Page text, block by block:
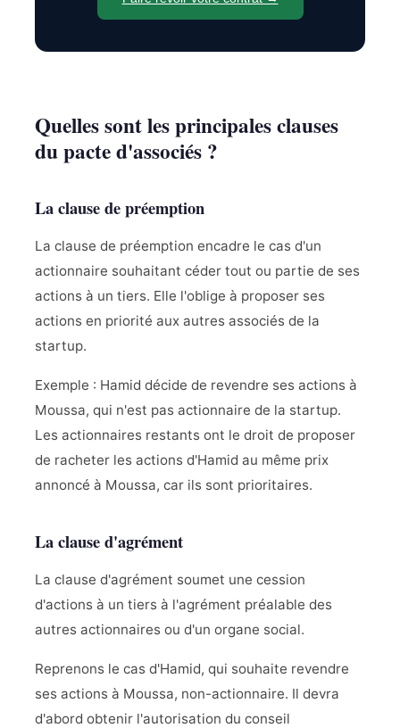
Quelles sont les principales clauses
du pacte d'associés ?
La clause de préemption
La clause de préemption encadre le cas d'un
actionnaire souhaitant céder tout ou partie de ses
actions à un tiers. Elle l'oblige à proposer ses
actions en priorité aux autres associés de la
startup.
Exemple : Hamid décide de revendre ses actions à
Moussa, qui n'est pas actionnaire de la startup.
Les actionnaires restants ont le droit de proposer
de racheter les actions d'Hamid au même prix
annoncé à Moussa, car ils sont prioritaires.
La clause d'agrément
La clause d'agrément soumet une cession
d'actions à un tiers à l'agrément préalable des
autres actionnaires ou d'un organe social.
Reprenons le cas d'Hamid, qui souhaite revendre
ses actions à Moussa, non-actionnaire. Il devra
d'abord obtenir l'autorisation du conseil